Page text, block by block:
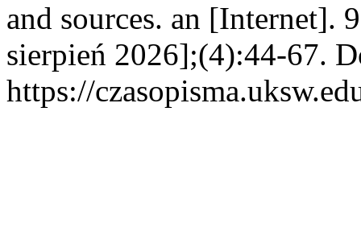
and sources. an [Internet].
sierpień 2026];(4):44-67.
https://